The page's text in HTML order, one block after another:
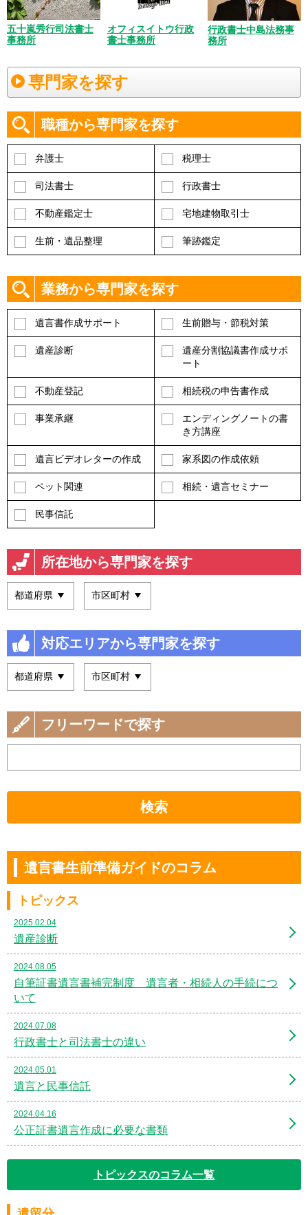
五十嵐秀行司法書士
事務所
オフィスイトウ行政
書士事務所
行政書士中島法務事
務所
専門家を探す
職種から専門家を探す
弁護士 税理士
司法書士 行政書士
不動産鑑定士 宅地建物取引士
生前・遺品整理 筆跡鑑定
業務から専門家を探す
遺言書作成サポート 生前贈与・節税対策
遺産診断
遺産分割協議書作成サポ
ート
不動産登記 相続税の申告書作成
事業承継
エンディングノートの書
き方講座
遺言ビデオレターの作成 家系図の作成依頼
ペット関連 相続・遺言セミナー
民事信託
所在地から専門家を探す
対応エリアから専門家を探す
フリーワードで探す
検索
遺言書生前準備ガイドのコラム
トピックス
2025.02.04
遺産診断
2024.08.05
自筆証書遺言書補完制度 遺言者・相続人の手続につ
いて
2024.07.08
行政書士と司法書士の違い
2024.05.01
遺言と民事信託
2024.04.16
公正証書遺言作成に必要な書類
トピックスのコラム一覧